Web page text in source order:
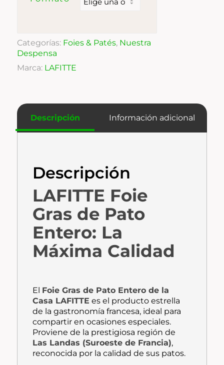
Categorías: Foies & Patés, Nuestra
Despensa
Marca: LAFITTE
Descripción Información adicional
Descripción
LAFITTE Foie
Gras de Pato
Entero: La
Máxima Calidad
El Foie Gras de Pato Entero de la
Casa LAFITTE es el producto estrella
de la gastronomía francesa, ideal para
compartir en ocasiones especiales.
Proviene de la prestigiosa región de
Las Landas (Suroeste de Francia),
reconocida por la calidad de sus patos.